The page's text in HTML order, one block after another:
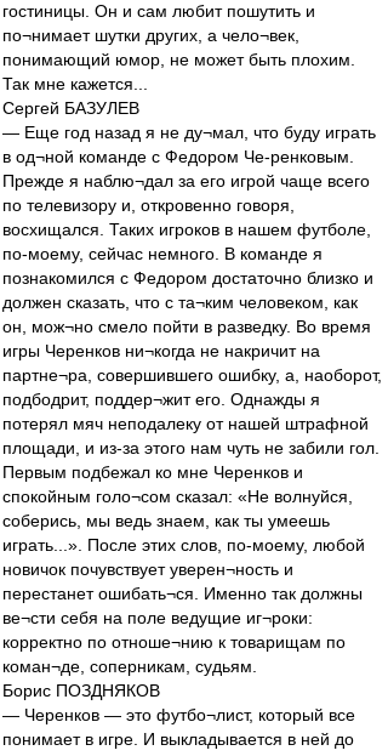
гостиницы. Он и сам любит пошутить и
по¬нимает шутки других, а чело¬век,
понимающий юмор, не может быть плохим.
Так мне кажется...
Сергей БАЗУЛЕВ
— Еще год назад я не ду¬мал, что буду играть
в од¬ной команде с Федором Че-ренковым.
Прежде я наблю¬дал за его игрой чаще всего
по телевизору и, откровенно говоря,
восхищался. Таких игроков в нашем футболе,
по-моему, сейчас немного. В команде я
познакомился с Федором достаточно близко и
должен сказать, что с та¬ким человеком, как
он, мож¬но смело пойти в разведку. Во время
игры Черенков ни¬когда не накричит на
партне¬ра, совершившего ошибку, а, наоборот,
подбодрит, поддер¬жит его. Однажды я
потерял мяч неподалеку от нашей штрафной
площади, и из-за этого нам чуть не забили гол.
Первым подбежал ко мне Черенков и
спокойным голо¬сом сказал: «Не волнуйся,
соберись, мы ведь знаем, как ты умеешь
играть...». После этих слов, по-моему, любой
новичок почувствует уверен¬ность и
перестанет ошибать¬ся. Именно так должны
ве¬сти себя на поле ведущие иг¬роки:
корректно по отноше¬нию к товарищам по
коман¬де, соперникам, судьям.
Борис ПОЗДНЯКОВ
— Черенков — это футбо¬лист, который все
понимает в игре. И выкладывается в ней до